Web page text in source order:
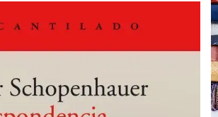
(1799-
Schopenhauer,
Acantilado,
2022